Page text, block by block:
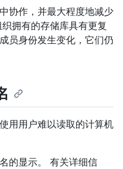
协作，并最大程度地减少
拥有的存储库具有更复
员身份发生变化，它们仍
用用户难以读取的计算机
的显示。 有关详细信